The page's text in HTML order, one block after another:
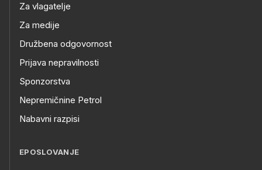
Za vlagatelje
Za medije
Družbena odgovornost
Prijava nepravilnosti
Sponzorstva
Nepremičnine Petrol
Nabavni razpisi
EPOSLOVANJE